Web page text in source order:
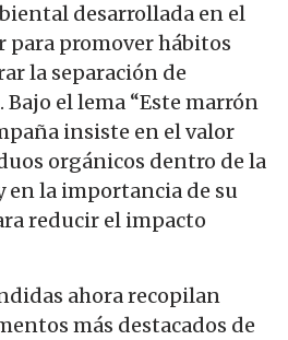
desarrollada en el
para promover hábitos
la separación de
el lema “Este marrón
insiste en el valor
orgánicos dentro de la
en la importancia de su
reducir el impacto
ahora recopilan
más destacados de